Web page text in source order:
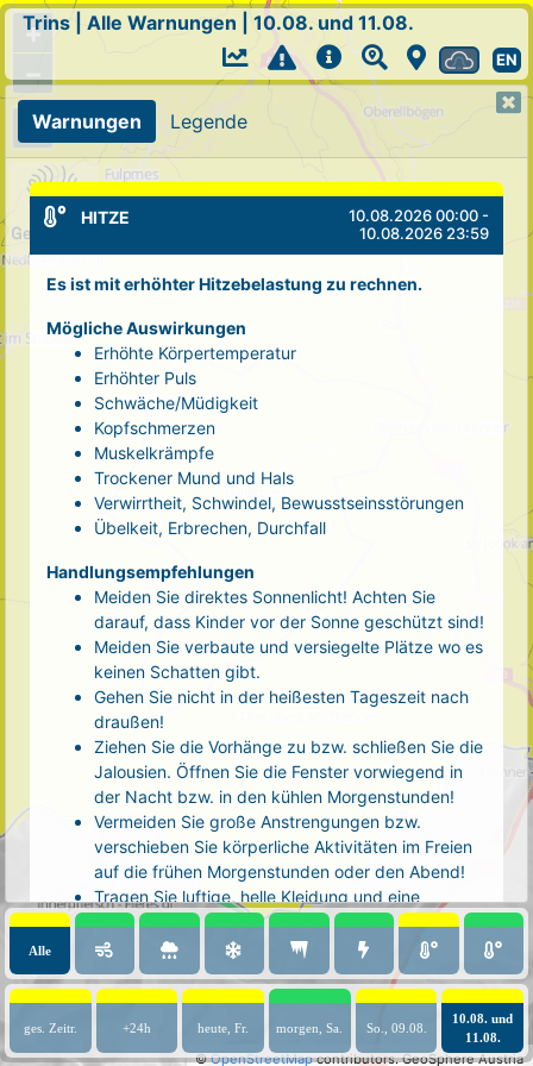
+
−
©OpenStreetMapcontributors. GeoSphere Austria
Trins Alle Warnungen 10.08. und 11.08.
EN
Warnungen Legende
HITZE
10.08.2026 00:00 -
10.08.2026 23:59
Es ist mit erhöhter Hitzebelastung zu rechnen.
Mögliche Auswirkungen
Erhöhte Körpertemperatur
Erhöhter Puls
Schwäche/Müdigkeit
Kopfschmerzen
Muskelkrämpfe
Trockener Mund und Hals
Verwirrtheit, Schwindel, Bewusstseinsstörungen
Übelkeit, Erbrechen, Durchfall
Handlungsempfehlungen
Meiden Sie direktes Sonnenlicht! Achten Sie
darauf, dass Kinder vor der Sonne geschützt sind!
Meiden Sie verbaute und versiegelte Plätze wo es
keinen Schatten gibt.
Gehen Sie nicht in der heißesten Tageszeit nach
draußen!
Ziehen Sie die Vorhänge zu bzw. schließen Sie die
Jalousien. Öffnen Sie die Fenster vorwiegend in
der Nacht bzw. in den kühlen Morgenstunden!
Vermeiden Sie große Anstrengungen bzw.
verschieben Sie körperliche Aktivitäten im Freien
auf die frühen Morgenstunden oder den Abend!
Tragen Sie luftige, helle Kleidung und eine
Kopfbedeckung!
Nehmen Sie eine kühle Dusche! Auch kalte Arm-
und Fußbäder wirken entlastend.
Trinken Sie ausreichend und regelmäßig
(mindestens 2 - 3 Liter pro Tag)! Optimal sind
Wasser, ungesüßter Tee oder mit Wasser
Alle
ges. Zeitr. +24h heute, Fr. morgen, Sa. So., 09.08.
10.08. und
11.08.